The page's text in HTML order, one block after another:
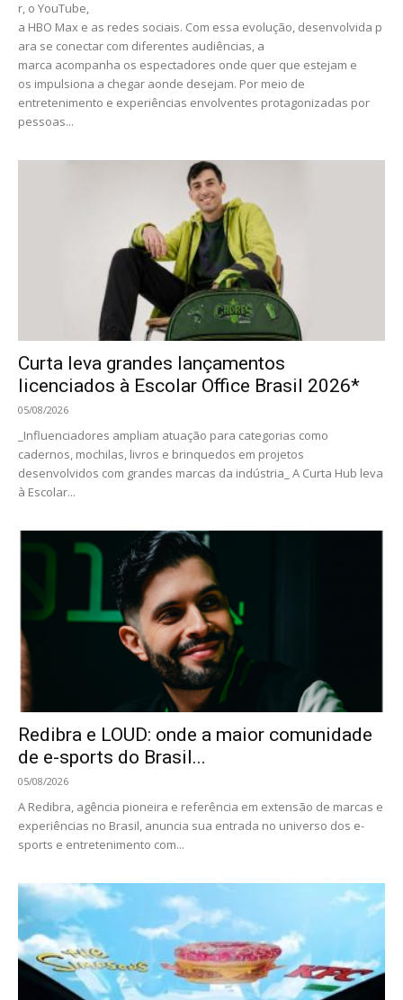
r, o YouTube,
a HBO Max e as redes sociais. Com essa evolução, desenvolvida p
ara se conectar com diferentes audiências, a
marca acompanha os espectadores onde quer que estejam e
os impulsiona a chegar aonde desejam. Por meio de
entretenimento e experiências envolventes protagonizadas por
pessoas...
Curta leva grandes lançamentos
licenciados à Escolar Office Brasil 2026*
05/08/2026
_Influenciadores ampliam atuação para categorias como
cadernos, mochilas, livros e brinquedos em projetos
desenvolvidos com grandes marcas da indústria_ A Curta Hub leva
à Escolar...
Redibra e LOUD: onde a maior comunidade
de e-sports do Brasil...
05/08/2026
A Redibra, agência pioneira e referência em extensão de marcas e
experiências no Brasil, anuncia sua entrada no universo dos e-
sports e entretenimento com...